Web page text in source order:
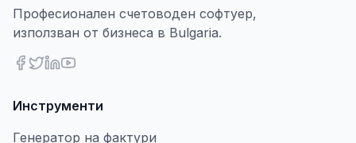
Професионален счетоводен софтуер,
използван от бизнеса в Bulgaria.
Инструменти
Генератор на фактури